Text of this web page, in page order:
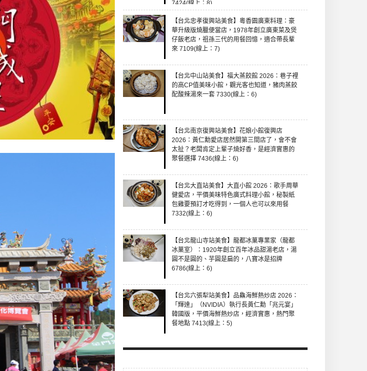
7424(線上：8)
【台北忠孝復興站美食】粵香園廣東料理：豪
華升級版燒臘便當店，1978年創立廣東菜及煲
仔飯老店，祖孫三代的用餐回憶，適合帶長輩
來 7109(線上：7)
【台北中山站美食】福大蒸餃館 2026：巷子裡
的高CP值美味小館，觀光客也知道，豬肉蒸餃
配酸辣湯來一套 7330(線上：6)
【台北南京復興站美食】花娘小館復興店
2026：黃仁勳愛店居然開第三間店了，會不會
太扯？老闆肯定上輩子燒好香，是經濟實惠的
聚餐選擇 7436(線上：6)
【台北大直站美食】大直小館 2026：歌手周華
健愛店，平價美味特色廣式料理小館，秘製紙
包雞要預訂才吃得到，一個人也可以來用餐
7332(線上：6)
【台北龍山寺站美食】龍都冰菓專業家（龍都
冰菓室）：1920年創立百年冰品甜湯老店，湯
圓不是圓的、芋圓是扁的，八寶冰是招牌
6786(線上：6)
【台北六張犁站美食】品鱻海鮮熱炒店 2026：
「輝達」（NVIDIA）執行長黃仁勳「兆元宴」
韓國版，平價海鮮熱炒店，經濟實惠，熱門聚
餐地點 7413(線上：5)